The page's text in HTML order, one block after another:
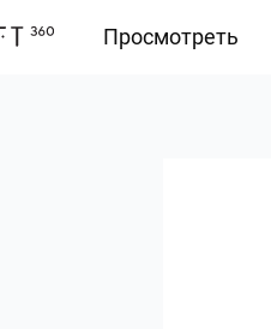
Просмотреть